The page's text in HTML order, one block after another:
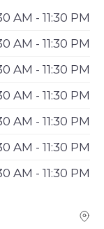
AM - 11:30 PM
AM - 11:30 PM
AM - 11:30 PM
AM - 11:30 PM
AM - 11:30 PM
AM - 11:30 PM
AM - 11:30 PM